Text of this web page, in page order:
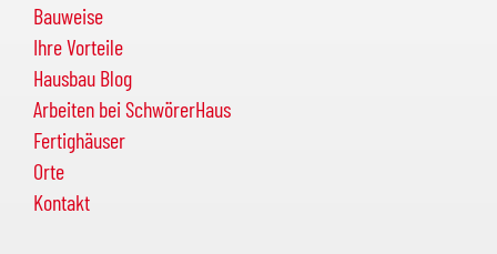
Bauweise
Ihre Vorteile
Hausbau Blog
Arbeiten bei SchwörerHaus
Fertighäuser
Orte
Kontakt